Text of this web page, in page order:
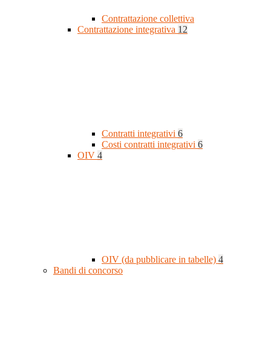
Contrattazione collettiva
Contrattazione integrativa 12
Contratti integrativi 6
Costi contratti integrativi 6
OIV 4
OIV (da pubblicare in tabelle) 4
Bandi di concorso